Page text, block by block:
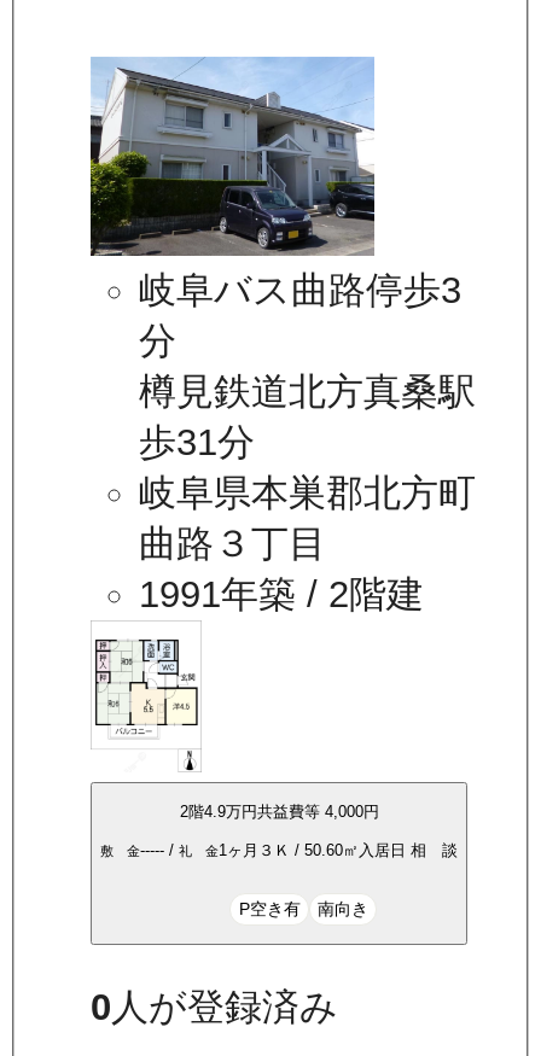
岐阜バス曲路停歩3
分
樽見鉄道北方真桑駅
歩31分
岐阜県本巣郡北方町
曲路３丁目
1991年築 / 2階建
2階4.9万円共益費等 4,000円
敷 金----- /礼 金1ヶ月 ３Ｋ /50.60㎡ 入居日相 談
P空き有 南向き
0人が登録済み